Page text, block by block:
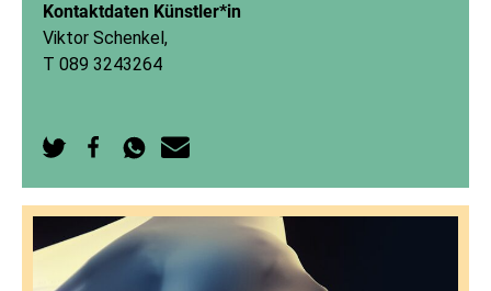
Kontaktdaten Künstler*in
Viktor Schenkel,
T 089 3243264
Twitter
teilen
Facebook
teilen
WhatsApp
senden
E-
Mail
senden